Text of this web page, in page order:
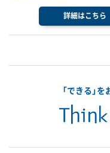
詳細はこちら
「できる」